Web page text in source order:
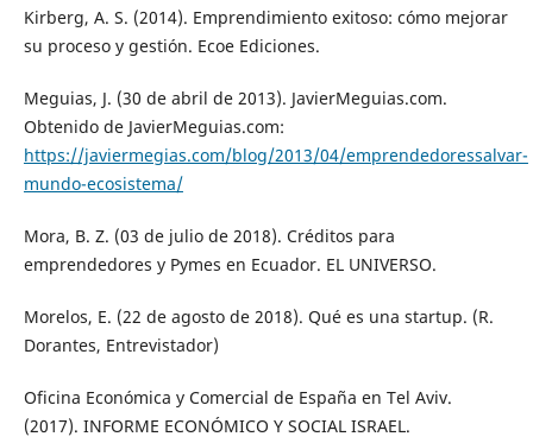
Kirberg, A. S. (2014). Emprendimiento exitoso: cómo mejorar
su proceso y gestión. Ecoe Ediciones.
Meguias, J. (30 de abril de 2013). JavierMeguias.com.
Obtenido de JavierMeguias.com:
https://javiermegias.com/blog/2013/04/emprendedoressalvar-
mundo-ecosistema/
Mora, B. Z. (03 de julio de 2018). Créditos para
emprendedores y Pymes en Ecuador. EL UNIVERSO.
Morelos, E. (22 de agosto de 2018). Qué es una startup. (R.
Dorantes, Entrevistador)
Oficina Económica y Comercial de España en Tel Aviv.
(2017). INFORME ECONÓMICO Y SOCIAL ISRAEL.